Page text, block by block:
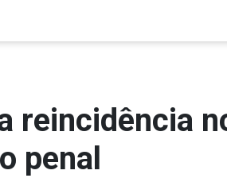
reincidência
penal